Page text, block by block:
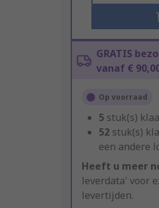
GRATIS
vanaf €
Op voorraad
5 stuk(s)
52 stuk(s)
een andere
Heeft u meer
leverdata' voor
levertijden.